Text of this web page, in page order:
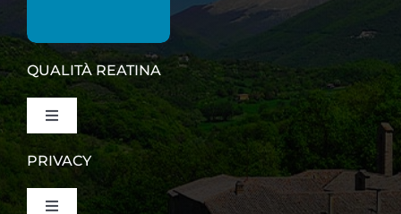
QUALITÀ REATINA
Toggle
Navigation
Marchio e Logo
PRIVACY